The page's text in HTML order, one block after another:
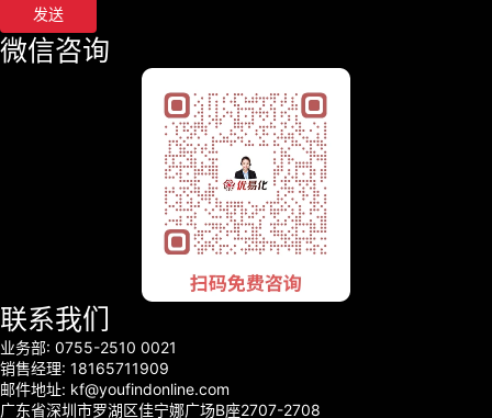
发送
微信咨询
联系我们
业务部: 0755-2510 0021
销售经理: 18165711909
邮件地址: kf@youfindonline.com
广东省深圳市罗湖区佳宁娜广场B座2707-2708